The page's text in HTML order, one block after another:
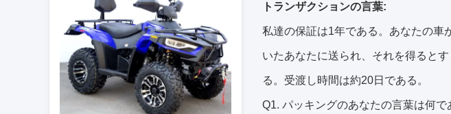
トランザクションの言葉:
私達の保証は1年である。あなたの車
いたあなたに送られ、それを得ると
る。受渡し時間は約20日である。
Q1. パッキングのあなたの言葉は何で